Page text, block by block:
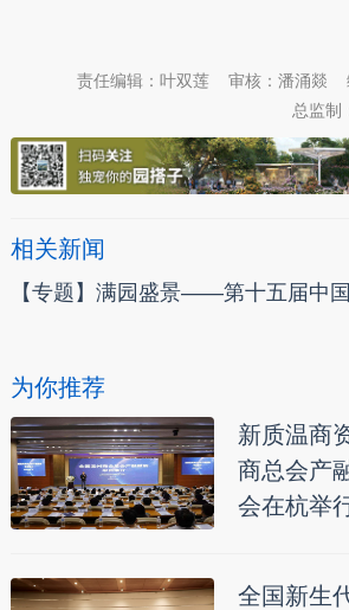
审核：潘涌燚
责任编辑：叶双莲
总监制
相关新闻
【专题】满园盛景——第十五届中
为你推荐
新质温商
商总会产
会在杭举
全国新生